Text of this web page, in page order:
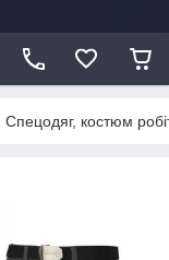
Спецодяг, костюм